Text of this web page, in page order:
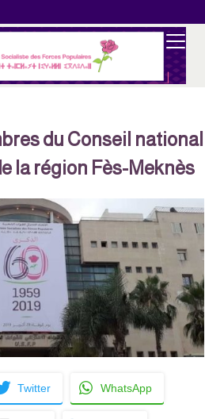
du Conseil
la région Fès-Meknès
Twitter WhatsApp